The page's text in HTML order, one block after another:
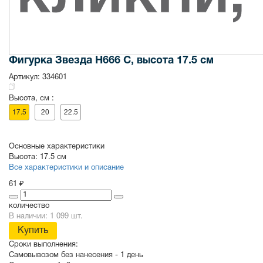
Фигурка Звезда H666 C, высота 17.5 см
Артикул: 334601
Высота, см :
17.5 20 22.5
Основные характеристики
Высота: 17.5 см
Все характеристики и описание
61 ₽
количество
В наличии: 1 099 шт.
Купить
Сроки выполнения:
Самовывозом без нанесения - 1 день